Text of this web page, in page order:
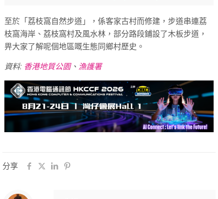
至於「荔枝窩自然步道」，係客家古村而修建，步道串連荔
枝窩海岸、荔枝窩村及風水林，部分路段鋪設了木板步道，
畀大家了解呢個地區嘅生態同鄉村歷史。
資料: 香港地質公園、 漁護署
分享